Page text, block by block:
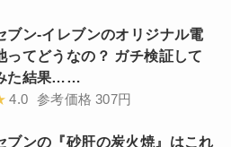
ブン-イレブンのオリジナル電
ってどうなの？ ガチ検証して
た結果……
4.0 参考価格 307円
ブンの『砂肝の炭火焼』はこれ